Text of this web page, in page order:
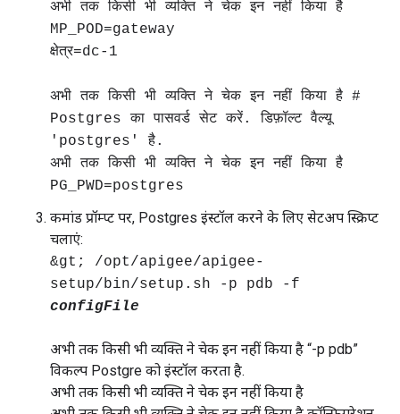
अभी तक किसी भी व्यक्ति ने चेक इन नहीं किया है
MP_POD=gateway
क्षेत्र=dc-1
अभी तक किसी भी व्यक्ति ने चेक इन नहीं किया है #
Postgres का पासवर्ड सेट करें. डिफ़ॉल्ट वैल्यू
'postgres' है.
अभी तक किसी भी व्यक्ति ने चेक इन नहीं किया है
PG_PWD=postgres
कमांड प्रॉम्प्ट पर, Postgres इंस्टॉल करने के लिए सेटअप स्क्रिप्ट
चलाएं:
&gt; /opt/apigee/apigee-
setup/bin/setup.sh -p pdb -f
configFile
अभी तक किसी भी व्यक्ति ने चेक इन नहीं किया है “-p pdb”
विकल्प Postgre को इंस्टॉल करता है.
अभी तक किसी भी व्यक्ति ने चेक इन नहीं किया है